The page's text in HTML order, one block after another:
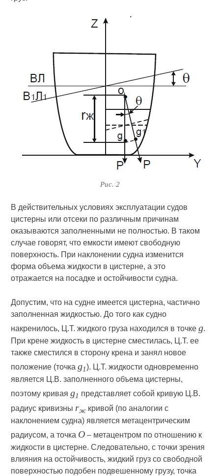
Рис. 2
В действительных условиях эксплуатации судов
цистерны или отсеки по различным причинам
оказываются заполненными не полностью. В таком
случае говорят, что емкости имеют свободную
поверхность. При наклонении судна изменится
форма объема жидкости в цистерне, а это
отражается на посадке и остойчивости судна.
Допустим, что на судне имеется цистерна, частично
заполненная жидкостью. До того как судно
накренилось, Ц.Т. жидкого груза находился в точкеg.
При крене жидкость в цистерне сместилась, Ц.Т. ее
также сместился в сторону крена и занял новое
положение (точкаg1). Ц.Т. жидкости одновременно
является Ц.В. заполненного объема цистерны,
поэтому криваяg1 представляет собой кривую Ц.В.
радиус кривизны rж кривой (по аналогии с
наклонением судна) является метацентрическим
радиусом, а точка О – метацентром по отношению к
жидкости в цистерне. Следовательно, с точки зрения
влияния на остойчивость, жидкий груз со свободной
поверхностью подобен подвешенному грузу, точка